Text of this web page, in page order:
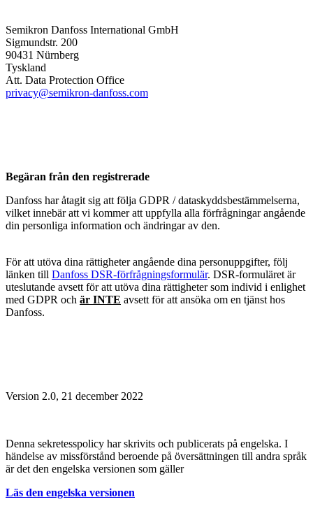
Semikron Danfoss International GmbH
Sigmundstr. 200
90431 Nürnberg
Tyskland
Att. Data Protection Office
privacy@semikron-danfoss.com
Begäran från den registrerade
Danfoss har åtagit sig att följa GDPR / dataskyddsbestämmelserna,
vilket innebär att vi kommer att uppfylla alla förfrågningar angående
din personliga information och ändringar av den.
För att utöva dina rättigheter angående dina personuppgifter, följ
länken till Danfoss DSR-förfrågningsformulär. DSR-formuläret är
uteslutande avsett för att utöva dina rättigheter som individ i enlighet
med GDPR och är INTE avsett för att ansöka om en tjänst hos
Danfoss.
Version 2.0, 21 december 2022
Denna sekretesspolicy har skrivits och publicerats på engelska. I
händelse av missförstånd beroende på översättningen till andra språk
är det den engelska versionen som gäller
Läs den engelska versionen